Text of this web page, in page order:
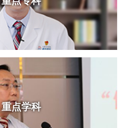
重点学科